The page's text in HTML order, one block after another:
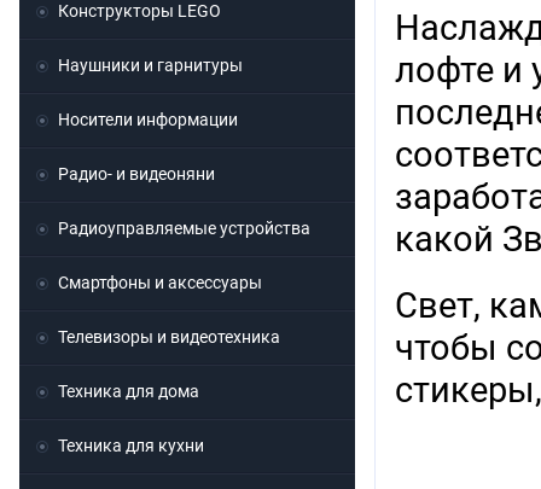
лофте и
какой
Свет,
чтобы
Конструкторы LEGO
Наушники и гарнитуры
Носители информации
Радио- и видеоняни
Радиоуправляемые устройства
Смартфоны и аксессуары
Телевизоры и видеотехника
Техника для дома
Техника для кухни